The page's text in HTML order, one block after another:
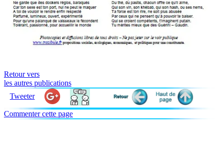
Retour vers
les autres publications
Tweeter
Commenter cette page